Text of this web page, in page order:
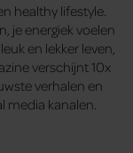
healthy lifestyle.
je energiek voelen
en lekker leven,
verschijnt 10x
verhalen en
media kanalen.